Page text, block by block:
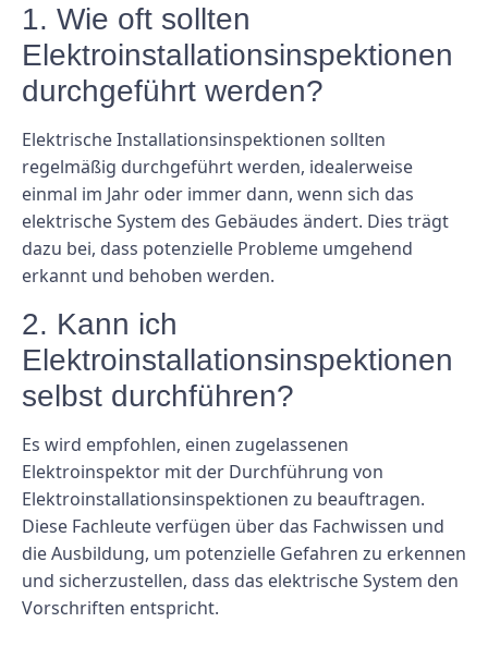
1. Wie oft sollten
Elektroinstallationsinspektionen
durchgeführt werden?
Elektrische Installationsinspektionen sollten
regelmäßig durchgeführt werden, idealerweise
einmal im Jahr oder immer dann, wenn sich das
elektrische System des Gebäudes ändert. Dies trägt
dazu bei, dass potenzielle Probleme umgehend
erkannt und behoben werden.
2. Kann ich
Elektroinstallationsinspektionen
selbst durchführen?
Es wird empfohlen, einen zugelassenen
Elektroinspektor mit der Durchführung von
Elektroinstallationsinspektionen zu beauftragen.
Diese Fachleute verfügen über das Fachwissen und
die Ausbildung, um potenzielle Gefahren zu erkennen
und sicherzustellen, dass das elektrische System den
Vorschriften entspricht.